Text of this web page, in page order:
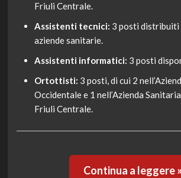
Friuli Centrale.
Assistenti tecnici: 3 posti distribuiti
aziende sanitarie.
Assistenti informatici: 3 posti
Ortottisti: 3 posti, di cui 2
Occidentale e 1 nell’Azienda
Friuli Centrale.
Continua a leggere »